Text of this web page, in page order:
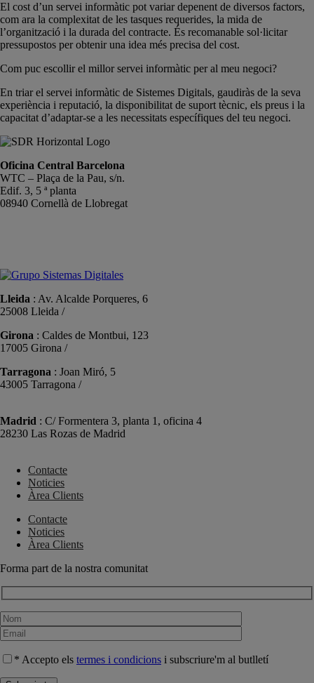
El cost d’un servei informàtic pot variar depenent de diversos factors,
com ara la complexitat de les tasques requerides, la mida de
l’organització i la durada del contracte. És recomanable sol·licitar
pressupostos per obtenir una idea més precisa del cost.
Com puc escollir el millor servei informàtic per al meu negoci?
En triar el servei informàtic de Sistemes Digitals, gaudiràs de la seva
experiència i reputació, la disponibilitat de suport tècnic, els preus i la
capacitat d’adaptar-se a les necessitats específiques del teu negoci.
Oficina Central Barcelona
WTC – Plaça de la Pau, s/n.
Edif. 3, 5 ª planta
08940 Cornellà de Llobregat
Lleida : Av. Alcalde Porqueres, 6
25008 Lleida /
Girona : Caldes de Montbui, 123
17005 Girona /
Tarragona : Joan Miró, 5
43005 Tarragona /
Madrid : C/ Formentera 3, planta 1, oficina 4
28230 Las Rozas de Madrid
Contacte
Noticies
Àrea Clients
Contacte
Noticies
Àrea Clients
Forma part de la nostra comunitat
* Accepto els termes i condicions i subscriure'm al butlletí